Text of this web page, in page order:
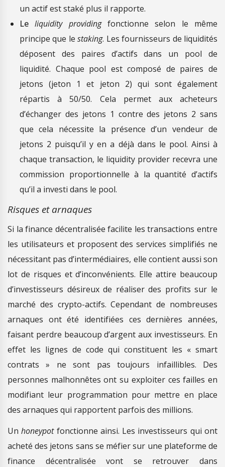
un actif est staké plus il rapporte.
Leliquidity providingfonctionne selon le même
principe que lestaking. Les fournisseurs de liquidités
déposent des paires d’actifs dans un pool de
liquidité. Chaque pool est composé de paires de
jetons (jeton 1 et jeton 2) qui sont également
répartis à 50/50. Cela permet aux acheteurs
d’échanger des jetons 1 contre des jetons 2 sans
que cela nécessite la présence d’un vendeur de
jetons 2 puisqu’il y en a déjà dans le pool. Ainsi à
chaque transaction, le liquidity provider recevra une
commission proportionnelle à la quantité d’actifs
qu’il a investi dans le pool.
Risques et arnaques
Si la finance décentralisée facilite les transactions entre
les utilisateurs et proposent des services simplifiés ne
nécessitant pas d’intermédiaires, elle contient aussi son
lot de risques et d’inconvénients. Elle attire beaucoup
d’investisseurs désireux de réaliser des profits sur le
marché des crypto-actifs. Cependant de nombreuses
arnaques ont été identifiées ces dernières années,
faisant perdre beaucoup d’argent aux investisseurs. En
effet les lignes de code qui constituent les « smart
contrats » ne sont pas toujours infaillibles. Des
personnes malhonnêtes ont su exploiter ces failles en
modifiant leur programmation pour mettre en place
des arnaques qui rapportent parfois des millions.
Unhoneypotfonctionne ainsi. Les investisseurs qui ont
acheté des jetons sans se méfier sur une plateforme de
finance décentralisée vont se retrouver dans